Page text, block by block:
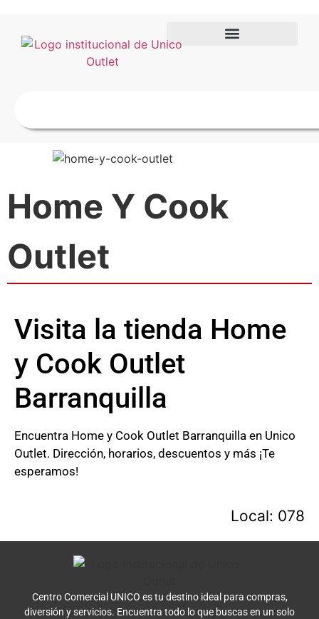
Home Y Cook
Outlet
Visita la tienda Home
y Cook Outlet
Barranquilla
Encuentra Home y Cook Outlet Barranquilla en Unico
Outlet. Dirección, horarios, descuentos y más ¡Te
esperamos!
Local: 078
Centro Comercial UNICO es tu destino ideal para compras,
diversión y servicios. Encuentra todo lo que buscas en un solo